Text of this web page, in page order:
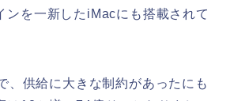
ンを一新したiMacにも搭載されて
、供給に大きな制約があったにも